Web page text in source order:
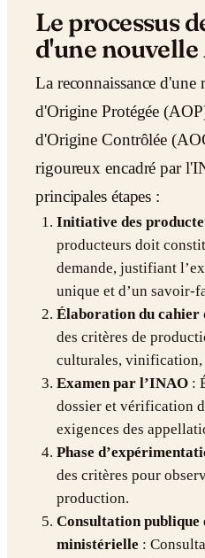
Le processus
d'une
La reconnaissance
d'Origine Protégée
d'Origine Contrôlée
rigoureux encadré par
principales étapes :
Initiative des
producteurs doit
demande, justifiant
unique et d’un savoir-
Élaboration du cahier
des critères de
culturales, vinification,
Examen par l’INAO :
dossier et vérification
exigences des
Phase
des critères pour
production.
Consultation
ministérielle :